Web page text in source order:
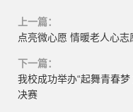
上一篇：
点亮微心愿 情暖老人心志
下一篇：
我校成功举办“起舞青春
决赛